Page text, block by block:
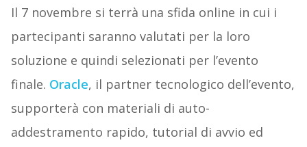
Il 7 novembre si terrà una sfida online in cui i
partecipanti saranno valutati per la loro
soluzione e quindi selezionati per l’evento
finale. Oracle, il partner tecnologico dell’evento,
supporterà con materiali di auto-
addestramento rapido, tutorial di avvio ed